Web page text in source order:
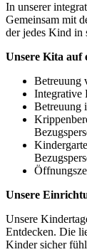
In unserer
Gemeinsam mit
der jedes Kind in
Unsere Kita auf
Betreuung
Integrative
Betreuung
Unsere
Unsere
Entdecken. Die
Kinder sicher